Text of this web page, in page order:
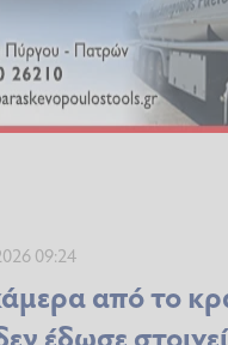
09:24
από το
έδωσε